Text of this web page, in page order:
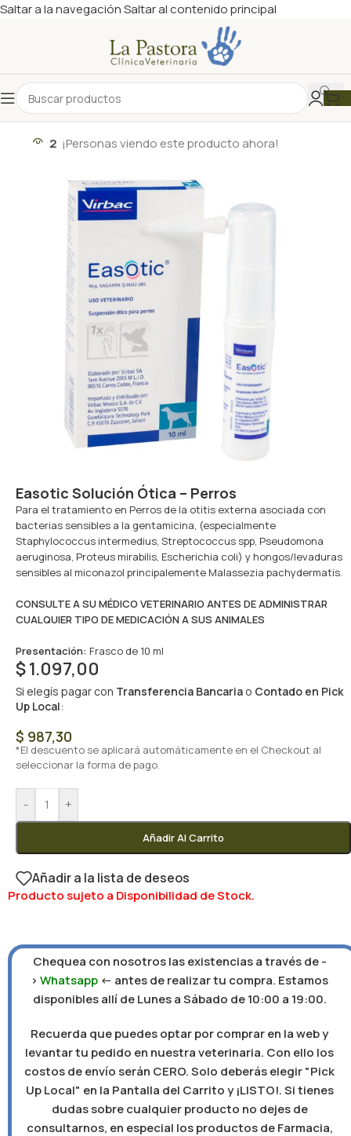
Saltar a la navegaciónSaltar al contenido principal
2 ¡Personas viendo este producto ahora!
Easotic Solución Ótica – Perros
Para el tratamiento en Perros de la otitis externa asociada con
bacterias sensibles a la gentamicina, (especialmente
Staphylococcus intermedius, Streptococcus spp, Pseudomona
aeruginosa, Proteus mirabilis, Escherichia coli) y hongos/levaduras
sensibles al miconazol principalemente Malassezia pachydermatis.
CONSULTE A SU MÉDICO VETERINARIO ANTES DE ADMINISTRAR
CUALQUIER TIPO DE MEDICACIÓN A SUS ANIMALES
Presentación: Frasco de 10 ml
$1.097,00
Si elegís pagar con Transferencia Bancaria o Contado en Pick
Up Local:
$ 987,30
*El descuento se aplicará automáticamente en el Checkout al
seleccionar la forma de pago.
- +
Añadir Al Carrito
Añadir a la lista de deseos
Producto sujeto a Disponibilidad de Stock.
Chequea con nosotros las existencias a través de -
>Whatsapp <- antes de realizar tu compra. Estamos
disponibles allí de Lunes a Sábado de 10:00 a 19:00.
Recuerda que puedes optar por comprar en la web y
levantar tu pedido en nuestra veterinaria. Con ello los
costos de envío serán CERO. Solo deberás elegir "Pick
Up Local" en la Pantalla del Carrito y ¡LISTO!. Si tienes
dudas sobre cualquier producto no dejes de
consultarnos, en especial los productos de Farmacia,